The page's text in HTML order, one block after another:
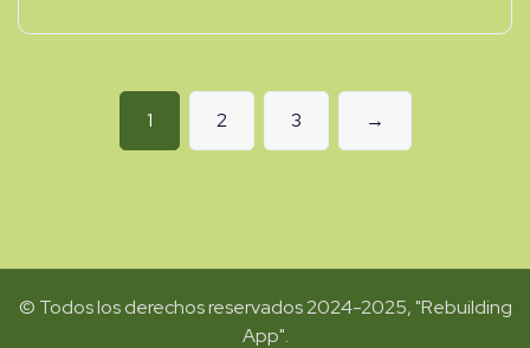
1 2 3 →
© Todos los derechos reservados 2024-2025, "Rebuilding
App".